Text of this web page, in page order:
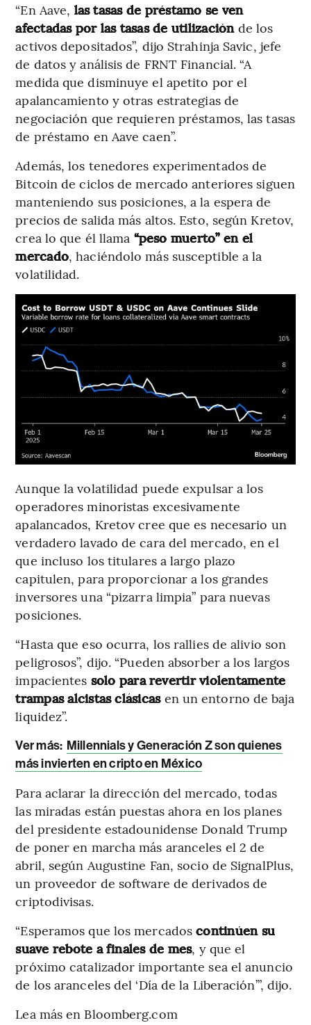
“En Aave, las tasas de préstamo se ven
afectadas por las tasas de utilización de los
activos depositados”, dijo Strahinja Savic, jefe
de datos y análisis de FRNT Financial. “A
medida que disminuye el apetito por el
apalancamiento y otras estrategias de
negociación que requieren préstamos, las tasas
de préstamo en Aave caen”.
Además, los tenedores experimentados de
Bitcoin de ciclos de mercado anteriores siguen
manteniendo sus posiciones, a la espera de
precios de salida más altos. Esto, según Kretov,
crea lo que él llama “peso muerto” en el
mercado, haciéndolo más susceptible a la
volatilidad.
Aunque la volatilidad puede expulsar a los
operadores minoristas excesivamente
apalancados, Kretov cree que es necesario un
verdadero lavado de cara del mercado, en el
que incluso los titulares a largo plazo
capitulen, para proporcionar a los grandes
inversores una “pizarra limpia” para nuevas
posiciones.
“Hasta que eso ocurra, los rallies de alivio son
peligrosos”, dijo. “Pueden absorber a los largos
impacientes solo para revertir violentamente
trampas alcistas clásicasen un entorno de baja
liquidez”.
Ver más: Millennials y Generación Z son quienes
más invierten en cripto en México
Para aclarar la dirección del mercado, todas
las miradas están puestas ahora en los planes
del presidente estadounidense Donald Trump
de poner en marcha más aranceles el 2 de
abril, según Augustine Fan, socio de SignalPlus,
un proveedor de software de derivados de
criptodivisas.
“Esperamos que los mercadoscontinúen su
suave rebote a finales de mes, y que el
próximo catalizador importante sea el anuncio
de los aranceles del ‘Día de la Liberación’”, dijo.
Lea más en Bloomberg.com